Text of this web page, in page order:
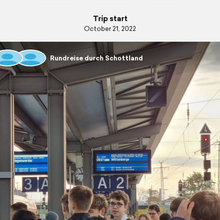
Trip start
October 21, 2022
Rundreise durch Schottland